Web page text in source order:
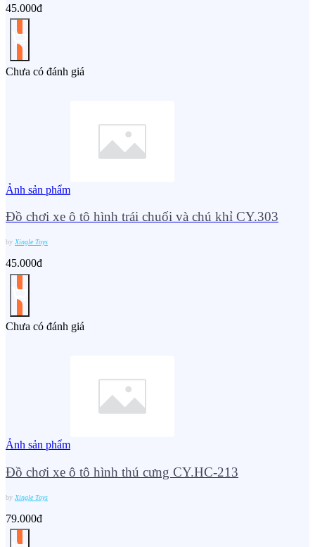
45.000đ
Chưa có đánh giá
Ảnh sản phẩm
Đồ chơi xe ô tô hình trái chuối và chú khỉ CY.303
by Xingle Toys
45.000đ
Chưa có đánh giá
Ảnh sản phẩm
Đồ chơi xe ô tô hình thú cưng CY.HC-213
by Xingle Toys
79.000đ